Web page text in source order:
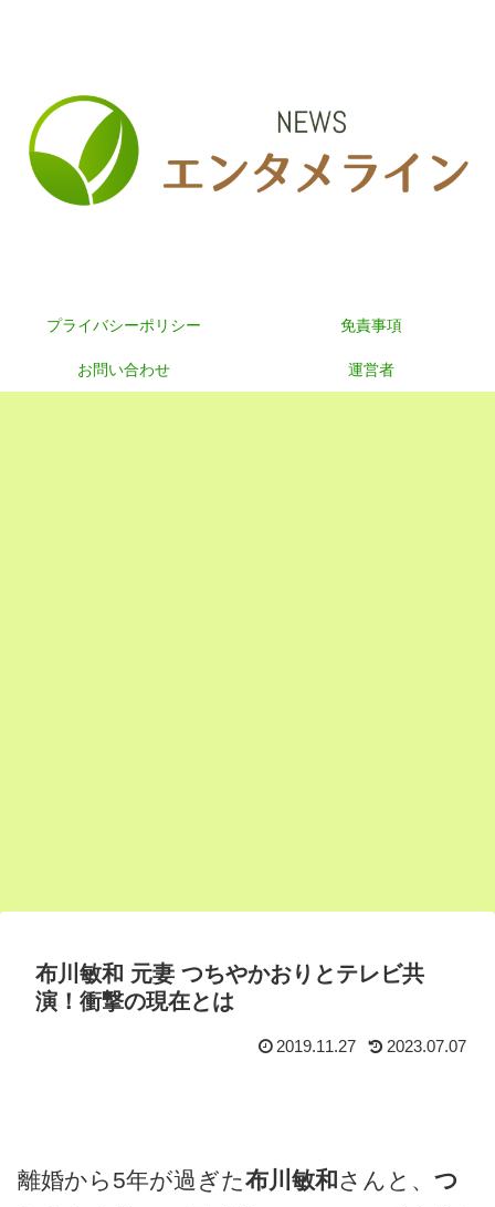
プライバシーポリシー 免責事項
お問い合わせ 運営者
布川敏和 元妻 つちやかおりとテレビ共
演！衝撃の現在とは
2019.11.27 2023.07.07
離婚から5年が過ぎた布川敏和さんと、 つ